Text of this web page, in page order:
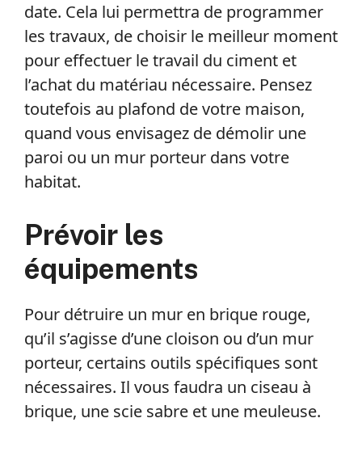
date. Cela lui permettra de programmer
les travaux, de choisir le meilleur moment
pour effectuer le travail du ciment et
l’achat du matériau nécessaire. Pensez
toutefois au plafond de votre maison,
quand vous envisagez de démolir une
paroi ou un mur porteur dans votre
habitat.
Prévoir les
équipements
Pour détruire un mur en brique rouge,
qu’il s’agisse d’une cloison ou d’un mur
porteur, certains outils spécifiques sont
nécessaires. Il vous faudra un ciseau à
brique, une scie sabre et une meuleuse.